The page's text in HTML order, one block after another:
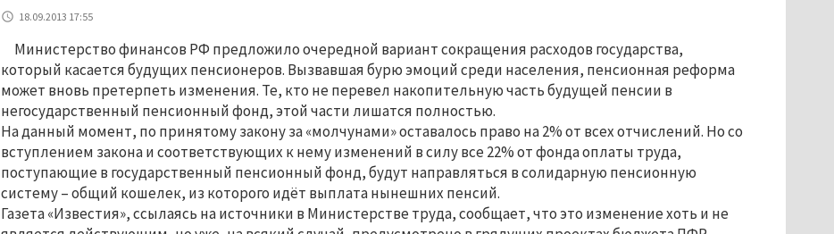
18.09.2013 17:55
Министерство финансов РФ предложило очередной вариант сокращения расходов государства,
который касается будущих пенсионеров. Вызвавшая бурю эмоций среди населения, пенсионная реформа
может вновь претерпеть изменения. Те, кто не перевел накопительную часть будущей пенсии в
негосударственный пенсионный фонд, этой части лишатся полностью.
На данный момент, по принятому закону за «молчунами» оставалось право на 2% от всех отчислений. Но со
вступлением закона и соответствующих к нему изменений в силу все 22% от фонда оплаты труда,
поступающие в государственный пенсионный фонд, будут направляться в солидарную пенсионную
систему – общий кошелек, из которого идёт выплата нынешних пенсий.
Газета «Известия», ссылаясь на источники в Министерстве труда, сообщает, что это изменение хоть и не